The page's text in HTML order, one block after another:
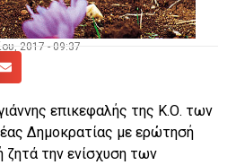
2017 - 09:37
επικεφαλής της Κ.Ο. των
Δημοκρατίας με ερώτησή
ζητά την ενίσχυση των